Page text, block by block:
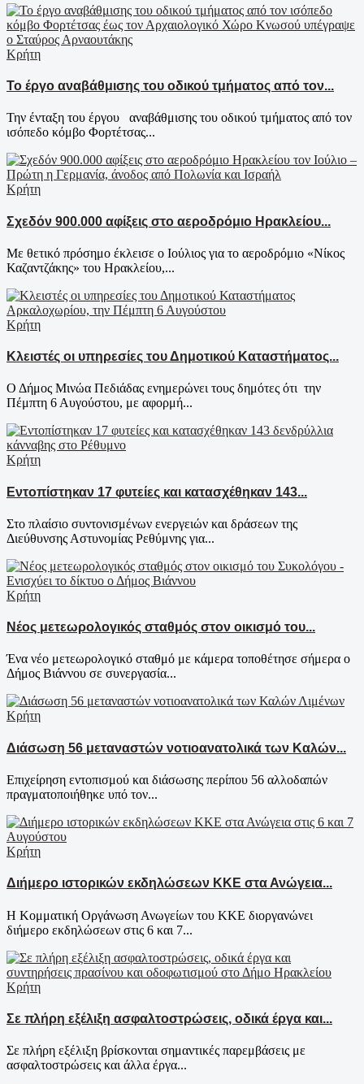
Κρήτη
Το έργο αναβάθμισης του οδικού τμήματος από τον...
Την ένταξη του έργου αναβάθμισης του οδικού τμήματος από τον
ισόπεδο κόμβο Φορτέτσας...
Κρήτη
Σχεδόν 900.000 αφίξεις στο αεροδρόμιο Ηρακλείου...
Με θετικό πρόσημο έκλεισε ο Ιούλιος για το αεροδρόμιο «Νίκος
Καζαντζάκης» του Ηρακλείου,...
Κρήτη
Κλειστές οι υπηρεσίες του Δημοτικού Καταστήματος...
Ο Δήμος Μινώα Πεδιάδας ενημερώνει τους δημότες ότι την
Πέμπτη 6 Αυγούστου, με αφορμή...
Κρήτη
Εντοπίστηκαν 17 φυτείες και κατασχέθηκαν 143...
Στο πλαίσιο συντονισμένων ενεργειών και δράσεων της
Διεύθυνσης Αστυνομίας Ρεθύμνης για...
Κρήτη
Νέος μετεωρολογικός σταθμός στον οικισμό του...
Ένα νέο μετεωρολογικό σταθμό με κάμερα τοποθέτησε σήμερα ο
Δήμος Βιάννου σε συνεργασία...
Κρήτη
Διάσωση 56 μεταναστών νοτιοανατολικά των Καλών...
Επιχείρηση εντοπισμού και διάσωσης περίπου 56 αλλοδαπών
πραγματοποιήθηκε υπό τον...
Κρήτη
Διήμερο ιστορικών εκδηλώσεων ΚΚΕ στα Ανώγεια...
Η Κομματική Οργάνωση Ανωγείων του ΚΚΕ διοργανώνει
διήμερο εκδηλώσεων στις 6 και 7...
Κρήτη
Σε πλήρη εξέλιξη ασφαλτοστρώσεις, οδικά έργα και...
Σε πλήρη εξέλιξη βρίσκονται σημαντικές παρεμβάσεις με
ασφαλτοστρώσεις και άλλα έργα...